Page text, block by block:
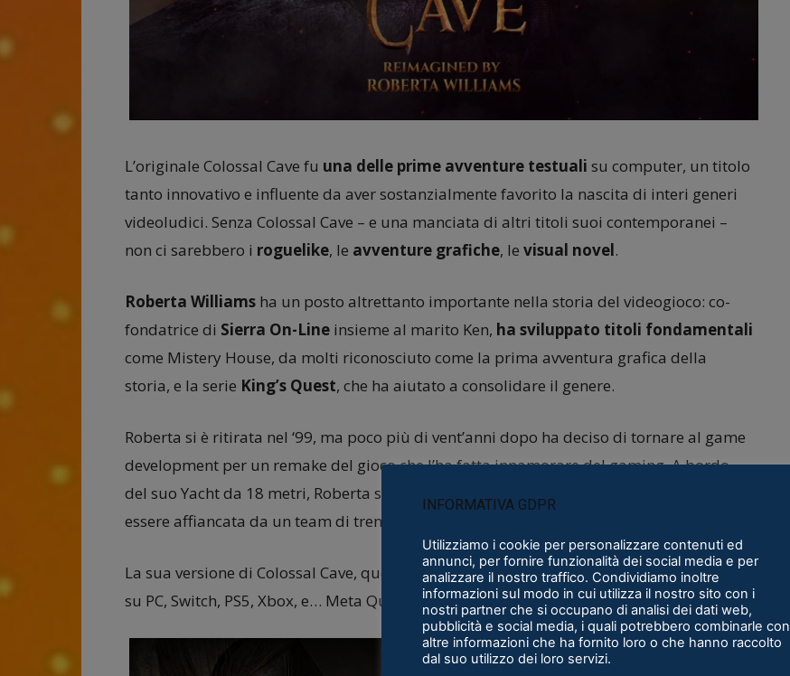
L’originale Colossal Cave fu una delle prime avventure testuali su computer, un titolo
tanto innovativo e influente da aver sostanzialmente favorito la nascita di interi generi
videoludici. Senza Colossal Cave – e una manciata di altri titoli suoi contemporanei –
non ci sarebbero i roguelike, le avventure grafiche, le visual novel.
Roberta Williams ha un posto altrettanto importante nella storia del videogioco: co-
fondatrice di Sierra On-Line insieme al marito Ken, ha sviluppato titoli fondamentali
come Mistery House, da molti riconosciuto come la prima avventura grafica della
storia, e la serie King’s Quest, che ha aiutato a consolidare il genere.
Roberta si è ritirata nel ‘99, ma poco più di vent’anni dopo ha deciso di tornare al game
development per un remake del gioco che l’ha fatta innamorare del gaming.A bordo
del suo Yacht da 18 metri, Roberta si è messa a programmare – in solitaria, salvo poi
essere affiancata da un team di trenta persone.
La sua versione di Colossal Cave, questa volta in 3D e in prima persona, viene rilasciata
su PC, Switch, PS5, Xbox, e… Meta Quest 2.
INFORMATIVA GDPR
Utilizziamo i cookie per personalizzare contenuti ed
annunci, per fornire funzionalità dei social media e per
analizzare il nostro traffico. Condividiamo inoltre
informazioni sul modo in cui utilizza il nostro sito con i
nostri partner che si occupano di analisi dei dati web,
pubblicità e social media, i quali potrebbero combinarle con
altre informazioni che ha fornito loro o che hanno raccolto
dal suo utilizzo dei loro servizi.